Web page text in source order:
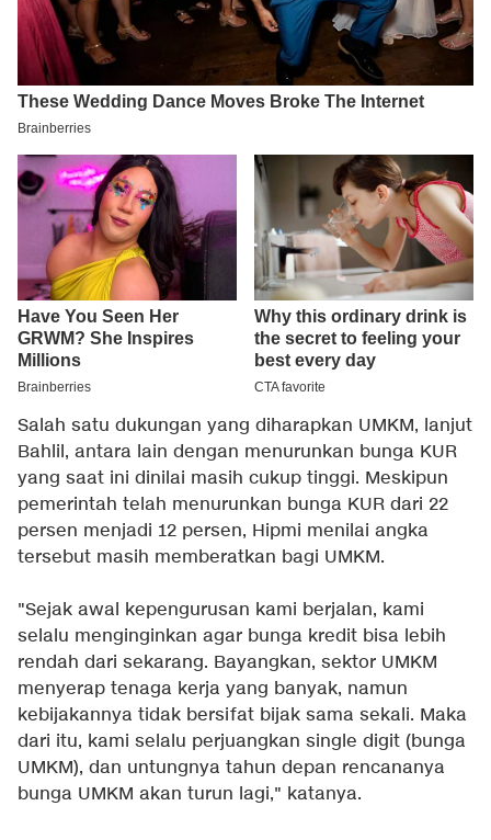
Salah satu dukungan yang diharapkan UMKM, lanjut
Bahlil, antara lain dengan menurunkan bunga KUR
yang saat ini dinilai masih cukup tinggi. Meskipun
pemerintah telah menurunkan bunga KUR dari 22
persen menjadi 12 persen, Hipmi menilai angka
tersebut masih memberatkan bagi UMKM.
"Sejak awal kepengurusan kami berjalan, kami
selalu menginginkan agar bunga kredit bisa lebih
rendah dari sekarang. Bayangkan, sektor UMKM
menyerap tenaga kerja yang banyak, namun
kebijakannya tidak bersifat bijak sama sekali. Maka
dari itu, kami selalu perjuangkan single digit (bunga
UMKM), dan untungnya tahun depan rencananya
bunga UMKM akan turun lagi," katanya.